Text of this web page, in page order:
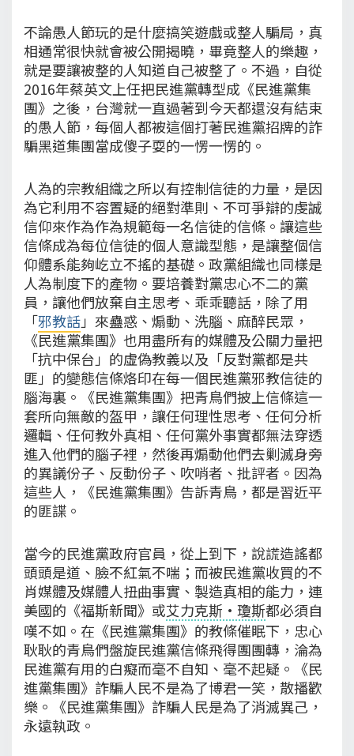
不論愚人節玩的是什麼搞笑遊戲或整人騙局，真
相通常很快就會被公開揭曉，畢竟整人的樂趣，
就是要讓被整的人知道自己被整了。不過，自從
2016年蔡英文上任把民進黨轉型成《民進黨集
團》之後，台灣就一直過著到今天都還沒有結束
的愚人節，每個人都被這個打著民進黨招牌的詐
騙黑道集團當成傻子耍的一愣一愣的。
人為的宗教組織之所以有控制信徒的力量，是因
為它利用不容置疑的絕對準則、不可爭辯的虔誠
信仰來作為作為規範每一名信徒的信條。讓這些
信條成為每位信徒的個人意識型態，是讓整個信
仰體系能夠屹立不搖的基礎。政黨組織也同樣是
人為制度下的產物。要培養對黨忠心不二的黨
員，讓他們放棄自主思考、乖乖聽話，除了用
「邪教話」來蠱惑、煽動、洗腦、麻醉民眾，
《民進黨集團》也用盡所有的媒體及公關力量把
「抗中保台」的虛偽教義以及「反對黨都是共
匪」的變態信條烙印在每一個民進黨邪教信徒的
腦海裏。《民進黨集團》把青鳥們披上信條這一
套所向無敵的盔甲，讓任何理性思考、任何分析
邏輯、任何教外真相、任何黨外事實都無法穿透
進入他們的腦子裡，然後再煽動他們去剿滅身旁
的異議份子、反動份子、吹哨者、批評者。因為
這些人，《民進黨集團》告訴青鳥，都是習近平
的匪諜。
當今的民進黨政府官員，從上到下，說謊造謠都
頭頭是道、臉不紅氣不喘；而被民進黨收買的不
肖媒體及媒體人扭曲事實、製造真相的能力，連
美國的《福斯新聞》或艾力克斯·瓊斯都必須自
嘆不如。在《民進黨集團》的教條催眠下，忠心
耿耿的青鳥們盤旋民進黨信條飛得團團轉，淪為
民進黨有用的白癡而毫不自知、毫不起疑。《民
進黨集團》詐騙人民不是為了博君一笑，散播歡
樂。《民進黨集團》詐騙人民是為了消滅異己，
永遠執政。